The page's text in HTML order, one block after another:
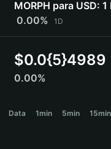
Bahasa Indonesia
ภาษาไทย
हिन्दी
Español
Português (Brasil)
MORPH para USD: 1
0.00%
1D
$0.0{5}4989
0.00%
Data 1min 5min 15min